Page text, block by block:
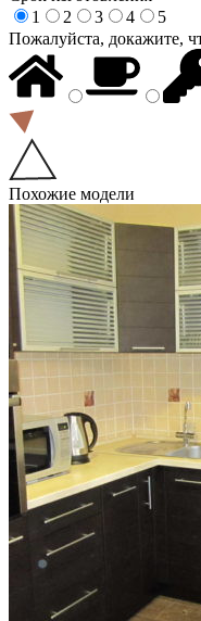
1
2 3 4
5
Пожалуйста, докажите,
Похожие модели